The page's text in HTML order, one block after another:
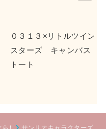
ｎｓｎ×ポチャッコ ア
クリルキーホルダー２